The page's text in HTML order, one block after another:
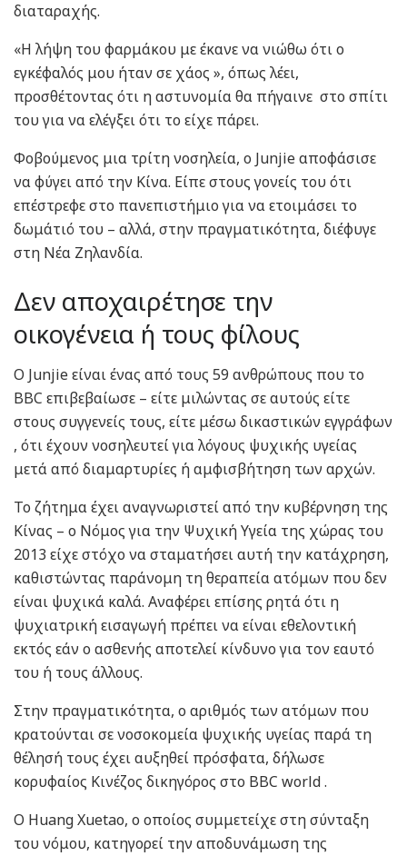
διαταραχής.
«Η λήψη του φαρμάκου με έκανε να νιώθω ότι ο
εγκέφαλός μου ήταν σε χάος », όπως λέει,
προσθέτοντας ότι η αστυνομία θα πήγαινε στο σπίτι
του για να ελέγξει ότι το είχε πάρει.
Φοβούμενος μια τρίτη νοσηλεία, ο Junjie αποφάσισε
να φύγει από την Κίνα. Είπε στους γονείς του ότι
επέστρεφε στο πανεπιστήμιο για να ετοιμάσει το
δωμάτιό του – αλλά, στην πραγματικότητα, διέφυγε
στη Νέα Ζηλανδία.
Δεν αποχαιρέτησε την
οικογένεια ή τους φίλους
Ο Junjie είναι ένας από τους 59 ανθρώπους που το
BBC επιβεβαίωσε – είτε μιλώντας σε αυτούς είτε
στους συγγενείς τους, είτε μέσω δικαστικών εγγράφων
, ότι έχουν νοσηλευτεί για λόγους ψυχικής υγείας
μετά από διαμαρτυρίες ή αμφισβήτηση των αρχών.
Το ζήτημα έχει αναγνωριστεί από την κυβέρνηση της
Κίνας – ο Νόμος για την Ψυχική Υγεία της χώρας του
2013 είχε στόχο να σταματήσει αυτή την κατάχρηση,
καθιστώντας παράνομη τη θεραπεία ατόμων που δεν
είναι ψυχικά καλά. Αναφέρει επίσης ρητά ότι η
ψυχιατρική εισαγωγή πρέπει να είναι εθελοντική
εκτός εάν ο ασθενής αποτελεί κίνδυνο για τον εαυτό
του ή τους άλλους.
Στην πραγματικότητα, ο αριθμός των ατόμων που
κρατούνται σε νοσοκομεία ψυχικής υγείας παρά τη
θέλησή τους έχει αυξηθεί πρόσφατα, δήλωσε
κορυφαίος Κινέζος δικηγόρος στο BBC world .
Ο Huang Xuetao, ο οποίος συμμετείχε στη σύνταξη
του νόμου, κατηγορεί την αποδυνάμωση της